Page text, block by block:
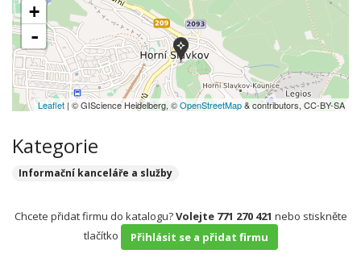
+
-
Leaflet | © GIScience Heidelberg, ©OpenStreetMap& contributors, CC-BY-SA
Kategorie
Informační kanceláře a služby
Chcete přidat firmu do katalogu?Volejte 771 270 421 nebo stiskněte
tlačítko
Přihlásit se a přidat firmu